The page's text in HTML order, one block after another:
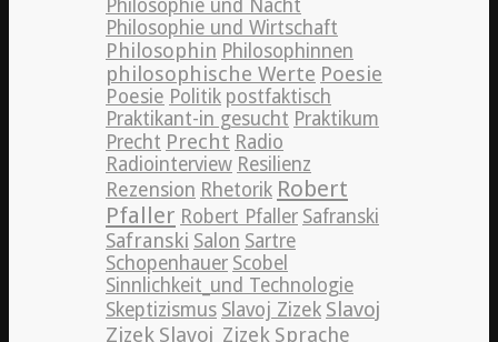
Philosophie und Nacht
Philosophie und Wirtschaft
Philosophin Philosophinnen
philosophische Werte Poesie
Poesie Politik postfaktisch
Praktikant-in gesucht Praktikum
Precht Precht Radio
Radiointerview Resilienz
Rezension Rhetorik Robert
Pfaller Robert Pfaller Safranski
Safranski Salon Sartre
Schopenhauer Scobel
Sinnlichkeit_und Technologie
Skeptizismus Slavoj Zizek Slavoj
Zizek Slavoj_Zizek Sprache